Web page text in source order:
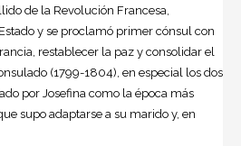
de la Revolución Francesa,
y se proclamó primer cónsul con
, restablecer la paz y consolidar el
(1799-1804), en especial los dos
por Josefina como la época más
supo adaptarse a su marido y, en